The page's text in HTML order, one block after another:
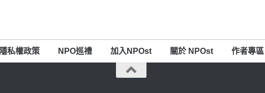
隱私權政策 NPO巡禮 加入NPOst 關於 NPOst 作者專區